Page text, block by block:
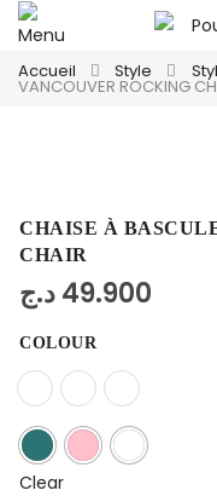
Accueil Style
VANCOUVER ROCKING
CHAISE À
CHAIR
49.900د.ج
COLOUR
Clear